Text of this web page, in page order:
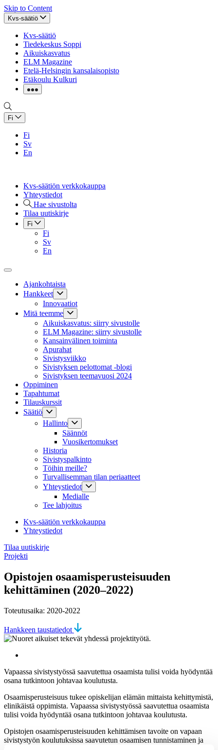
Skip to Content
Kvs-säätiö
Kvs-säätiö
Tiedekeskus Soppi
Aikuiskasvatus
ELM Magazine
Etelä-Helsingin kansalaisopisto
Etäkoulu Kulkuri
Fi
Fi
Sv
En
Kvs-säätiön verkkokauppa
Yhteystiedot
Hae sivustolta
Tilaa uutiskirje
Fi
Fi
Sv
En
Ajankohtaista
Hankkeet
Innovaatiot
Mitä teemme
Aikuiskasvatus: siirry sivustolle
ELM Magazine: siirry sivustolle
Kansainvälinen toiminta
Apurahat
Sivistysviikko
Sivistyksen pelottomat -blogi
Sivistyksen teemavuosi 2024
Oppiminen
Tapahtumat
Tilauskurssit
Säätiö
Hallinto
Säännöt
Vuosikertomukset
Historia
Sivistyspalkinto
Töihin meille?
Turvallisemman tilan periaatteet
Yhteystiedot
Medialle
Tee lahjoitus
Kvs-säätiön verkkokauppa
Yhteystiedot
Tilaa uutiskirje
Projekti
Opistojen osaamisperusteisuuden
kehittäminen (2020–2022)
Toteutusaika: 2020-2022
Hankkeen taustatiedot
Vapaassa sivistystyössä saavutettua osaamista tulisi voida hyödyntää
osana tutkintoon johtavaa koulutusta.
Osaamisperusteisuus tukee opiskelijan elämän mittaista kehittymistä,
elinikäistä oppimista. Vapaassa sivistystyössä saavutettua osaamista
tulisi voida hyödyntää osana tutkintoon johtavaa koulutusta.
Opistojen osaamisperusteisuuden kehittämisen tavoite on vapaan
sivistystyön koulutuksissa saavutetun osaamisen tunnistaminen ja